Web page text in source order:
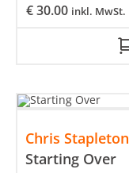
€30.00 inkl. MwSt.
Chris Stapleton
Starting Over